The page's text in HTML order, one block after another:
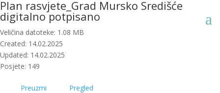
Plan rasvjete_Grad Mursko Središće
digitalno potpisano
Veličina datoteke: 1.08 MB
Created: 14.02.2025
Updated: 14.02.2025
Posjete: 149
Preuzmi Pregled